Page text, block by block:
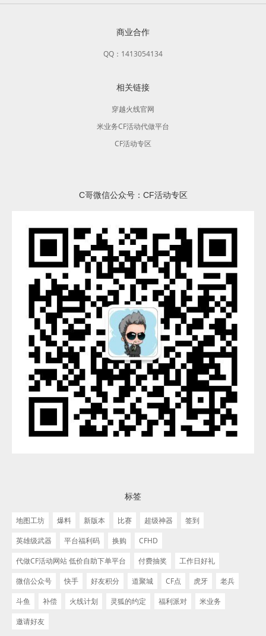
商业合作
QQ：1413054134
相关链接
穿越火线官网
米业务CF活动代做平台
CF活动专区
C哥微信公众号：CF活动专区
标签
地图工坊 爆料 新版本 比赛 超级神器
签到
英雄级武器
平台福利码 换购
CFHD
代做CF活动网站 低价自助下单平台
付费抽奖
工作日好礼
微信公众号
快手 好友积分 道聚城 CF点 虎牙
老兵
斗鱼
补偿 火线计划 灵狐的约定 福利派对
米业务
邀请好友